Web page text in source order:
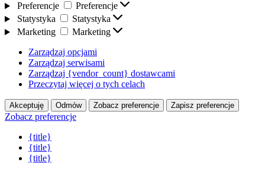
Preferencje
Preferencje
Statystyka
Statystyka
Marketing
Marketing
Zarządzaj opcjami
Zarządzaj serwisami
Zarządzaj {vendor_count} dostawcami
Przeczytaj więcej o tych celach
Akceptuję Odmów Zobacz preferencje Zapisz preferencje
Zobacz preferencje
{title}
{title}
{title}